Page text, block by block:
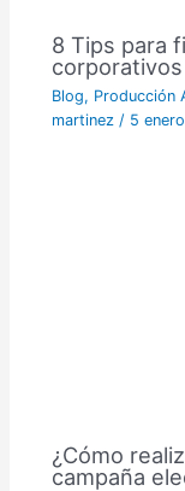
8 Tips para
Blog, Producción
martinez / 5
¿Cómo
campaña